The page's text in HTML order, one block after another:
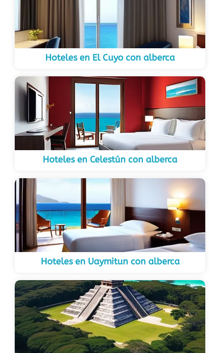
Hoteles en El Cuyo con alberca
Hoteles en Celestún con alberca
Hoteles en Uaymitun con alberca